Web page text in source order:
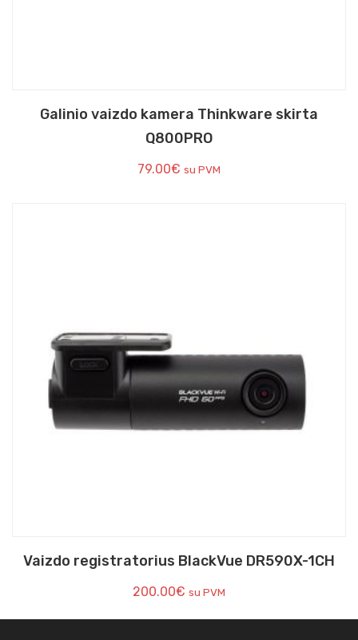
Galinio vaizdo kamera Thinkware skirta
Q800PRO
79.00€ su PVM
Vaizdo registratorius BlackVue DR590X-1CH
200.00€ su PVM